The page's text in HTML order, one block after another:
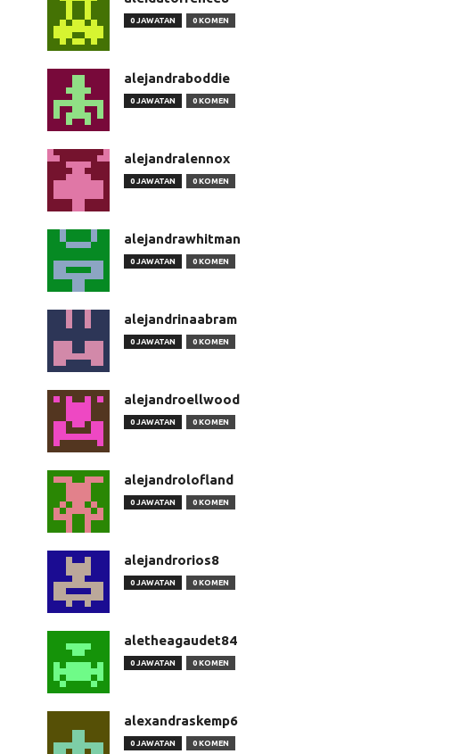
0 JAWATAN 0 KOMEN
alejandraboddie
0 JAWATAN 0 KOMEN
alejandralennox
0 JAWATAN 0 KOMEN
alejandrawhitman
0 JAWATAN 0 KOMEN
alejandrinaabram
0 JAWATAN 0 KOMEN
alejandroellwood
0 JAWATAN 0 KOMEN
alejandrolofland
0 JAWATAN 0 KOMEN
alejandrorios8
0 JAWATAN 0 KOMEN
aletheagaudet84
0 JAWATAN 0 KOMEN
alexandraskemp6
0 JAWATAN 0 KOMEN